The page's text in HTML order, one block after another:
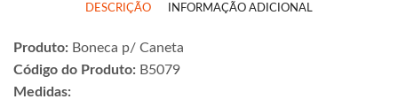
DESCRIÇÃO INFORMAÇÃO ADICIONAL
Produto: Boneca p/ Caneta
Código do Produto: B5079
Medidas: